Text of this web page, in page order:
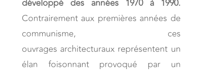
développé des années 1970 à 1990.
Contrairement aux premières années de
communisme, ces
ouvrages architecturaux représentent un
élan foisonnant provoqué par un